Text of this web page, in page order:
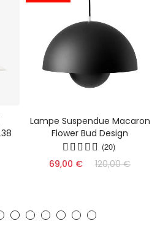
Lampe Suspendue Macaron
Flower Bud Design
(20)
69,00 € 120,00 €